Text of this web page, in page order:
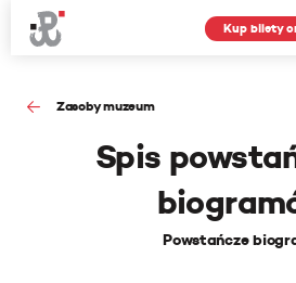
Kup bilety
Zasoby muzeum
Spis
Powstańcze